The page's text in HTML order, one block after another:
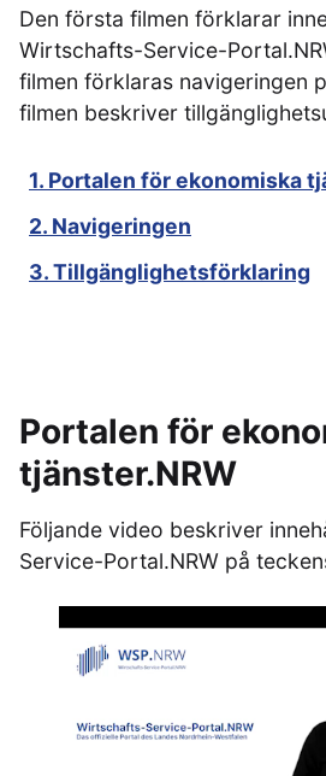
Den första filmen förklarar
Wirtschafts-Service-
filmen förklaras navigeringen
filmen beskriver
Portalen för
tjänster.NRW
Följande video beskriver
Service-Portal.NRW på
1. Portalen för ekonomiska
2. Navigeringen
3. Tillgänglighetsförklaring